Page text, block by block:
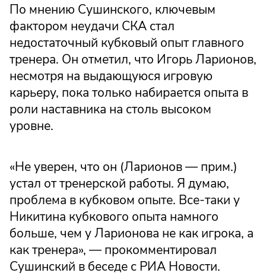
По мнению Сушинского, ключевым
фактором неудачи СКА стал
недостаточный кубковый опыт главного
тренера. Он отметил, что Игорь Ларионов,
несмотря на выдающуюся игровую
карьеру, пока только набирается опыта в
роли наставника на столь высоком
уровне.
«Не уверен, что он (Ларионов — прим.)
устал от тренерской работы. Я думаю,
проблема в кубковом опыте. Все-таки у
Никитина кубкового опыта намного
больше, чем у Ларионова не как игрока, а
как тренера», — прокомментировал
Сушинский в беседе с РИА Новости.